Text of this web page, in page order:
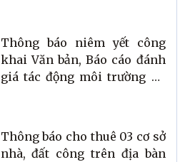
Thông báo niêm yết công
khai Văn bản, Báo cáo đánh
giá tác động môi trường dự
phường Hoành Sơn, tỉnh Hà
Tĩnh
Thông báo cho thuê 03 cơ sở
nhà, đất công trên địa bàn